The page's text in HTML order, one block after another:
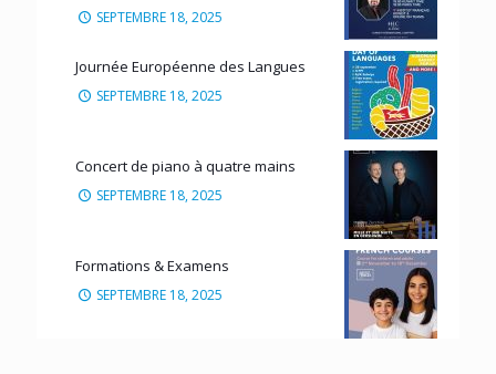
SEPTEMBRE 18, 2025
Journée Européenne des Langues
SEPTEMBRE 18, 2025
Concert de piano à quatre mains
SEPTEMBRE 18, 2025
Formations & Examens
SEPTEMBRE 18, 2025